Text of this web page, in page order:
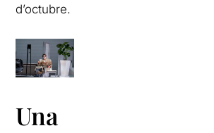
d’octubre.
Una